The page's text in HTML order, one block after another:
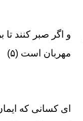
و اگر صبر كنند
مهربان است (۵)
اى كسانى كه